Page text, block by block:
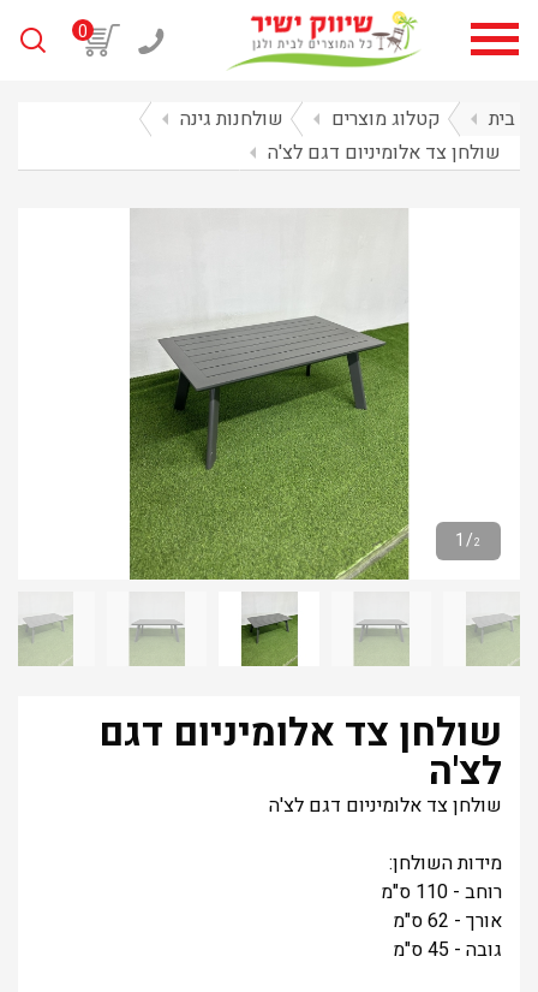
0
בית arrow_left קטלוג מוצרים arrow_left שולחנות גינה arrow_left
שולחן צד אלומיניום דגם לצ'ה arrow_left
1/2
שולחן צד אלומיניום דגם
לצ'ה
שולחן צד אלומיניום דגם לצ'ה
מידות השולחן:
רוחב - 110 ס"מ
אורך - 62 ס"מ
גובה - 45 ס"מ